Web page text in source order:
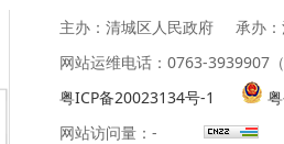
主办：清城区人民政府
承办
网站运维电话：0763-3939907
粤ICP备20023134号-1
网站访问量： -